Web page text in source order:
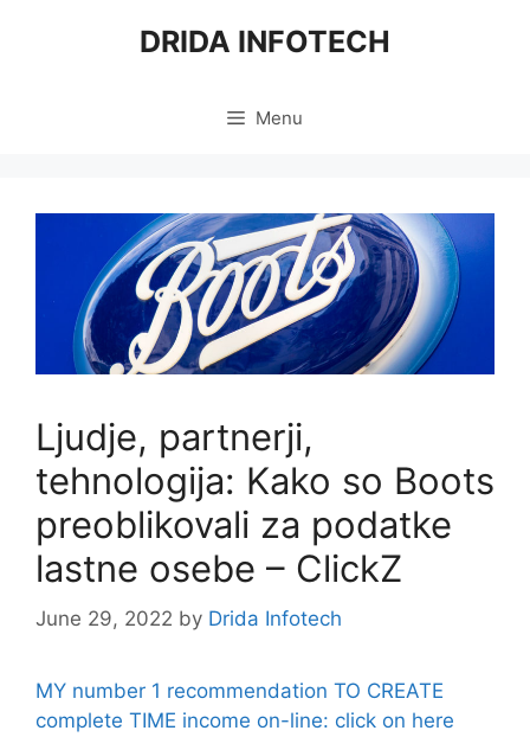
DRIDA INFOTECH
Menu
Ljudje, partnerji,
tehnologija: Kako so Boots
preoblikovali za podatke
lastne osebe – ClickZ
June 29, 2022 by Drida Infotech
MY number 1 recommendation TO CREATE
complete TIME income on-line: click on here